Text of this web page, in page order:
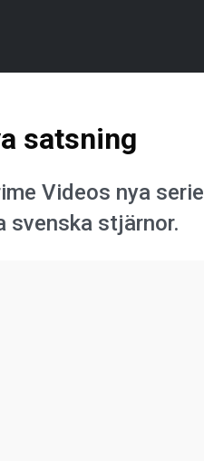
satsning
Videos nya serie
svenska stjärnor.